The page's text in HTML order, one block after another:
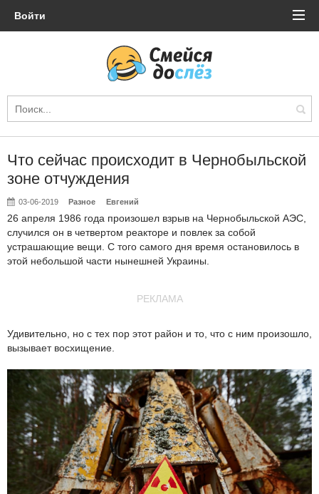
Войти
Что сейчас происходит в Чернобыльской
зоне отчуждения
03-06-2019 Разное Евгений
26 апреля 1986 года произошел взрыв на Чернобыльской АЭС,
случился он в четвертом реакторе и повлек за собой
устрашающие вещи. С того самого дня время остановилось в
этой небольшой части нынешней Украины.
РЕКЛАМА
Удивительно, но с тех пор этот район и то, что с ним произошло,
вызывает восхищение.